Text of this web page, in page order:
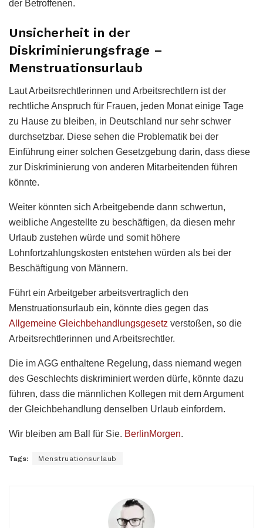
der Betroffenen.
Unsicherheit in der
Diskriminierungsfrage –
Menstruationsurlaub
Laut Arbeitsrechtlerinnen und Arbeitsrechtlern ist der
rechtliche Anspruch für Frauen, jeden Monat einige Tage
zu Hause zu bleiben, in Deutschland nur sehr schwer
durchsetzbar. Diese sehen die Problematik bei der
Einführung einer solchen Gesetzgebung darin, dass diese
zur Diskriminierung von anderen Mitarbeitenden führen
könnte.
Weiter könnten sich Arbeitgebende dann schwertun,
weibliche Angestellte zu beschäftigen, da diesen mehr
Urlaub zustehen würde und somit höhere
Lohnfortzahlungskosten entstehen würden als bei der
Beschäftigung von Männern.
Führt ein Arbeitgeber arbeitsvertraglich den
Menstruationsurlaub ein, könnte dies gegen das
Allgemeine Gleichbehandlungsgesetz verstoßen, so die
Arbeitsrechtlerinnen und Arbeitsrechtler.
Die im AGG enthaltene Regelung, dass niemand wegen
des Geschlechts diskriminiert werden dürfe, könnte dazu
führen, dass die männlichen Kollegen mit dem Argument
der Gleichbehandlung denselben Urlaub einfordern.
Wir bleiben am Ball für Sie. BerlinMorgen.
Tags: Menstruationsurlaub